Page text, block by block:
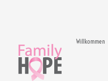
Willkommen